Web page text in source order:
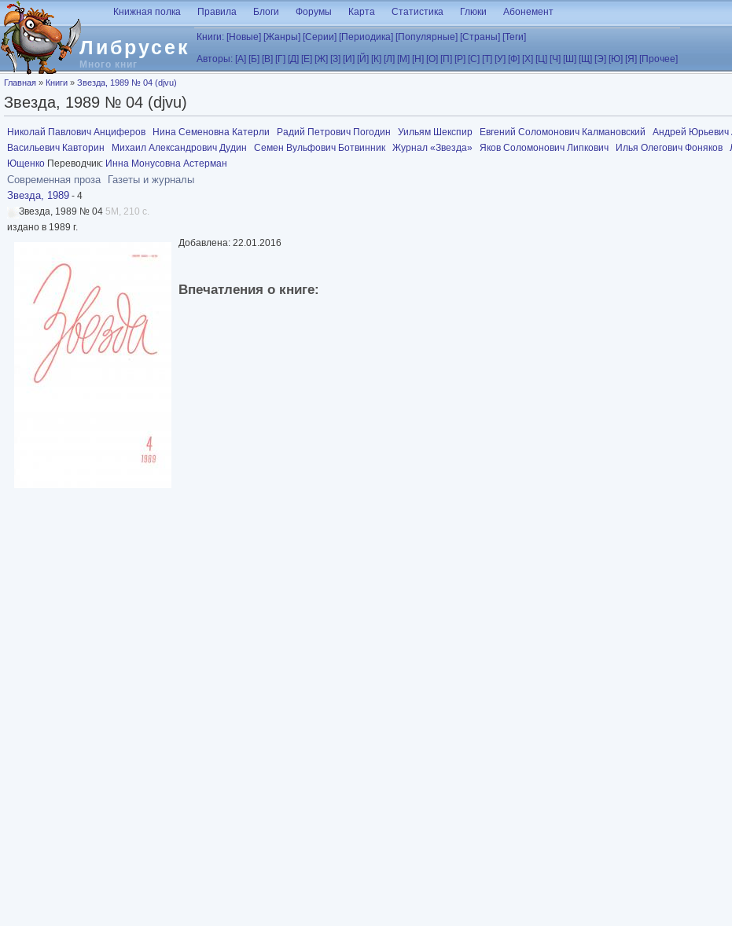
Перейти к основному содержанию
Либрусек
Много книг
Книжная полка Правила Блоги Форумы Карта Статистика Глюки Абонемент
Книги: [Новые] [Жанры] [Серии] [Периодика] [Популярные] [Страны] [Теги]
Авторы: [А] [Б] [В] [Г] [Д] [Е] [Ж] [З] [И] [Й] [К] [Л] [М] [Н] [О] [П] [Р] [С] [Т] [У] [Ф] [Х] [Ц] [Ч] [Ш] [Щ] [Э] [Ю] [Я] [Прочее]
Вы здесь
Главная » Книги » Звезда, 1989 № 04 (djvu)
Звезда, 1989 № 04 (djvu)
Николай Павлович Анциферов Нина Семеновна Катерли Радий Петрович Погодин Уильям Шекспир Евгений Соломонович Калмановский Андрей Юрьевич
Васильевич Кавторин
Михаил Александрович Дудин Семен Вульфович Ботвинник Журнал «Звезда» Яков Соломонович Липкович Илья Олегович Фоняков
Ющенко Переводчик: Инна Монусовна Астерман
Современная проза
Газеты и журналы
Звезда, 1989 - 4
Звезда, 1989 № 04 5M, 210 с.
издано в 1989 г.
Добавлена: 22.01.2016
Впечатления о книге: